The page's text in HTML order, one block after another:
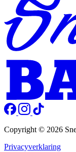
Copyright © 2026
Privacyverklaring